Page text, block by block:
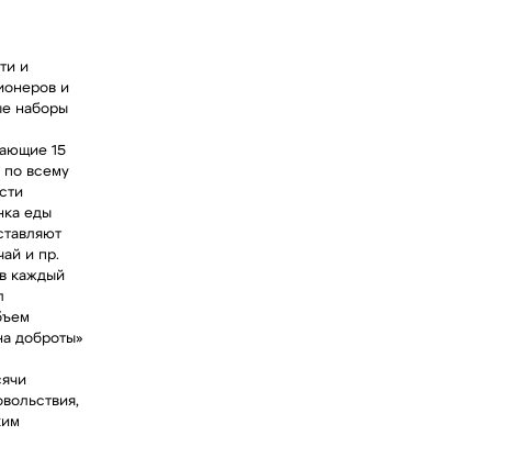
и
и
наборы
15
по всему
еды
и пр.
каждый
доброты»